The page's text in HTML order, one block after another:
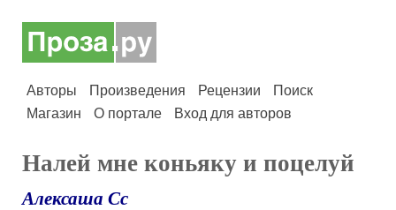
Авторы Произведения Рецензии
Поиск
Магазин
О портале Вход для авторов
Налей мне коньяку и поцелуй
Алексаша Сс